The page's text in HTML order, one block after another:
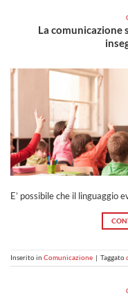
La comunicazione
E’ possibile che il linguaggio
Inserito in Comunicazione | Taggato